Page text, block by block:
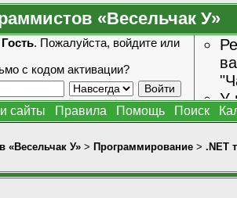
«Весельчак У»
Гость. Пожалуйста, войдите или
с кодом активации?
У
сайты Правила Помощь Поиск
«Весельчак У» > Программирование > .NET